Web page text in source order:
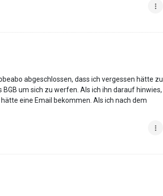
abgeschlossen, dass ich vergessen hätte zu
um sich zu werfen. Als ich ihn darauf hinwies,
eine Email bekommen. Als ich nach dem